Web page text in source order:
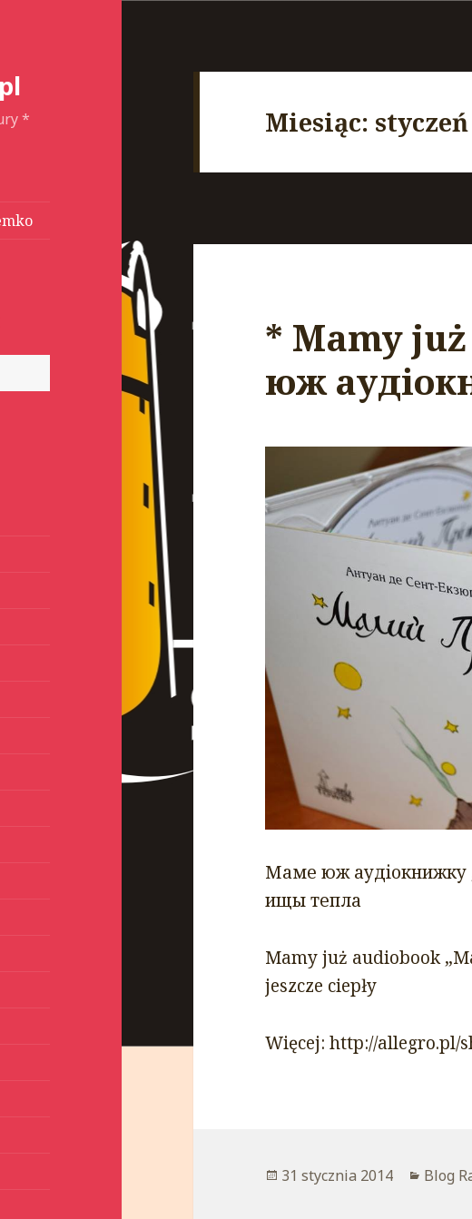
* Miesiąc: styczeń
* Mamy
юж
Маме юж аудіокнижку
ищы тепла
Mamy już audiobook
jeszcze ciepły
Więcej: http://allegro.pl/
Opublikowano
31 stycznia 2014 Blog